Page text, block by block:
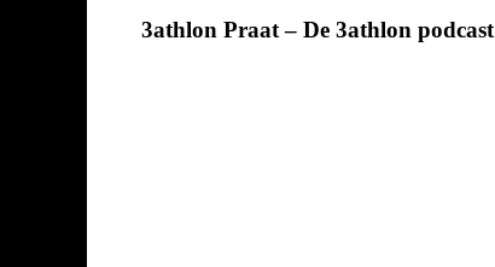
3athlon Praat – De 3athlon podcast